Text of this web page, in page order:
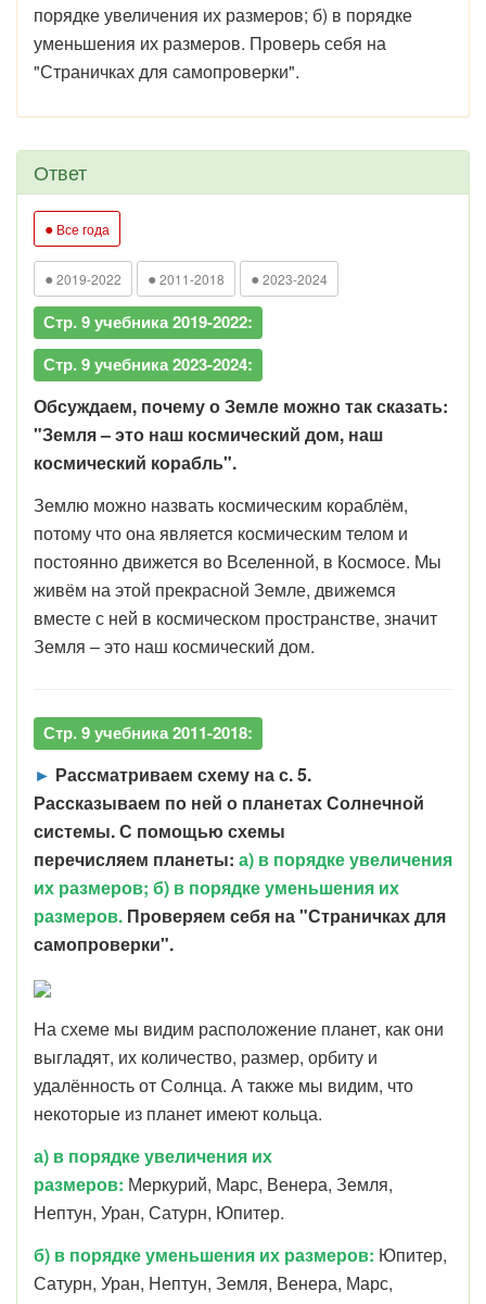
порядке увеличения их размеров; б) в порядке
уменьшения их размеров. Проверь себя на
"Страничках для самопроверки".
Ответ
● Все года
● 2019-2022 ● 2011-2018 ● 2023-2024
Стр. 9 учебника 2019-2022:
Стр. 9 учебника 2023-2024:
Обсуждаем, почему о Земле можно так сказать:
"Земля – это наш космический дом, наш
космический корабль".
Землю можно назвать космическим кораблём,
потому что она является космическим телом и
постоянно движется во Вселенной, в Космосе. Мы
живём на этой прекрасной Земле, движемся
вместе с ней в космическом пространстве, значит
Земля – это наш космический дом.
Стр. 9 учебника 2011-2018:
► Рассматриваем схему на с. 5.
Рассказываем по ней о планетах Солнечной
системы. С помощью схемы
перечисляем планеты: а) в порядке увеличения
их размеров; б) в порядке уменьшения их
размеров. Проверяем себя на "Страничках для
самопроверки".
На схеме мы видим расположение планет, как они
выгладят, их количество, размер, орбиту и
удалённость от Солнца. А также мы видим, что
некоторые из планет имеют кольца.
а) в порядке увеличения их
размеров: Меркурий, Марс, Венера, Земля,
Нептун, Уран, Сатурн, Юпитер.
б) в порядке уменьшения их размеров: Юпитер,
Сатурн, Уран, Нептун, Земля, Венера, Марс,